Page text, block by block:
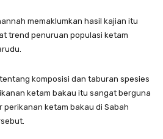
memaklumkan hasil kajian itu
trend penuruan populasi ketam
komposisi dan taburan spesies
ketam bakau itu sangat berguna
ketam bakau di Sabah